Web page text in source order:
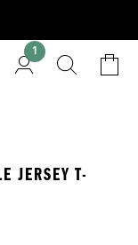
1
JERSEY T-